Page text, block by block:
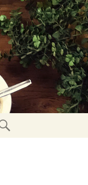
Zoeken